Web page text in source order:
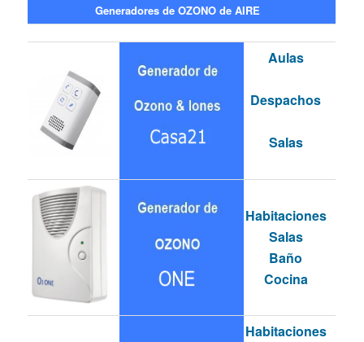
Generadores de OZONO de AIRE
Aulas
Despachos
Salas
Habitaciones
Salas
Baño
Cocina
Habitaciones